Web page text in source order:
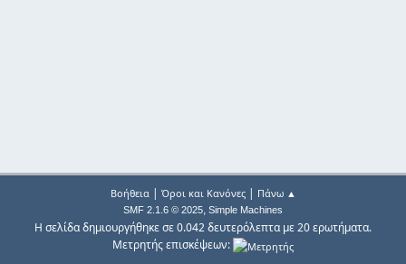
Βοήθεια| Όροι και Κανόνες| Πάνω ▲
SMF 2.1.6 © 2025, Simple Machines
Η σελίδα δημιουργήθηκε σε 0.042 δευτερόλεπτα με 20 ερωτήματα.
Μετρητής επισκέψεων: